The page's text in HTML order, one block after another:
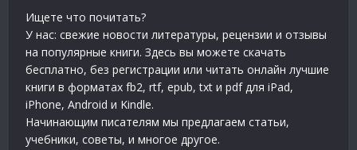
Ищете что почитать?
У нас: свежие новости литературы, рецензии и отзывы
на популярные книги. Здесь вы можете скачать
бесплатно, без регистрации или читать онлайн лучшие
книги в форматах fb2, rtf, epub, txt и pdf для iPad,
iPhone, Android и Kindle.
Начинающим писателям мы предлагаем статьи,
учебники, советы, и многое другое.